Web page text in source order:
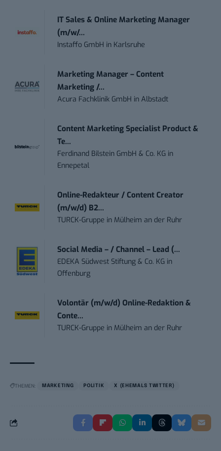
IT Sales & Online Marketing Manager
(m/w/...
Instaffo GmbH in Karlsruhe
Marketing Manager – Content
Marketing /...
Acura Fachklinik GmbH inAlbstadt
Content Marketing Specialist Product &
Te...
Ferdinand Bilstein GmbH & Co. KG in
Ennepetal
Online-Redakteur / Content Creator
(m/w/d) B2...
TURCK-Gruppe in Mülheim an der Ruhr
Social Media – / Channel – Lead (...
EDEKA Südwest Stiftung & Co. KG in
Offenburg
Volontär (m/w/d) Online-Redaktion &
Conte...
TURCK-Gruppe in Mülheim an der Ruhr
THEMEN: MARKETING POLITIK X (EHEMALS TWITTER)